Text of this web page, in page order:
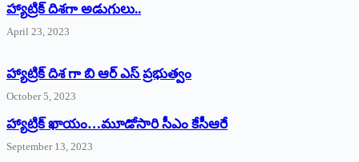
‌హ్యాట్రిక్‌ ‌దిశగా అడుగులు..
April 23, 2023
హ్యాట్రిక్ దిశ గా బి ఆర్ ఎస్ ప్రభుత్వం
October 5, 2023
హ్యాట్రిక్‌ ‌ఖాయం…మూడోసారి సీఎం కేసీఆరే
September 13, 2023